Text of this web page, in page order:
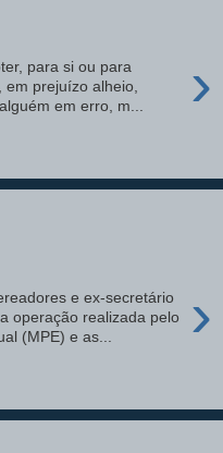
›
para si ou para
prejuízo alheio,
em erro, m...
›
e ex-secretário
operação realizada pelo
(MPE) e as...